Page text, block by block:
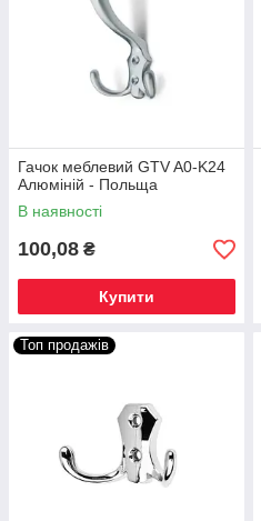
Гачок меблевий GTV A0-K24
Алюміній - Польща
В наявності
100,08 ₴
Купити
Топ продажів